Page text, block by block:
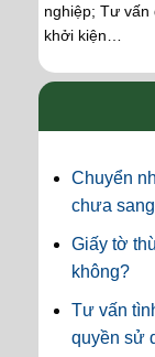
nghiệp; Tư
khởi kiện…
Chuyển
chưa
Giấy tờ
không?
Tư vấn
quyền sử